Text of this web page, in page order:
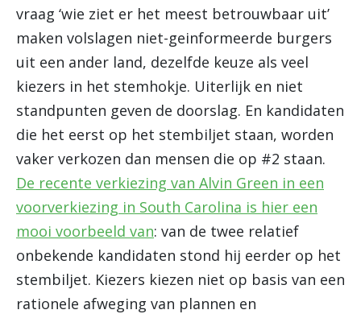
vraag ‘wie ziet er het meest betrouwbaar uit’
maken volslagen niet-geinformeerde burgers
uit een ander land, dezelfde keuze als veel
kiezers in het stemhokje. Uiterlijk en niet
standpunten geven de doorslag. En kandidaten
die het eerst op het stembiljet staan, worden
vaker verkozen dan mensen die op #2 staan.
De recente verkiezing van Alvin Green in een
voorverkiezing in South Carolina is hier een
mooi voorbeeld van: van de twee relatief
onbekende kandidaten stond hij eerder op het
stembiljet. Kiezers kiezen niet op basis van een
rationele afweging van plannen en